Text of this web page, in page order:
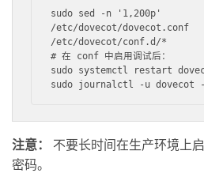
sudo sed -n '1,200p'
/etc/dovecot/dovecot.conf
/etc/dovecot/conf.d/*
# 在 conf 中启用调试后：
sudo systemctl restart
注意：
不要长时间在生产环境上
密码。